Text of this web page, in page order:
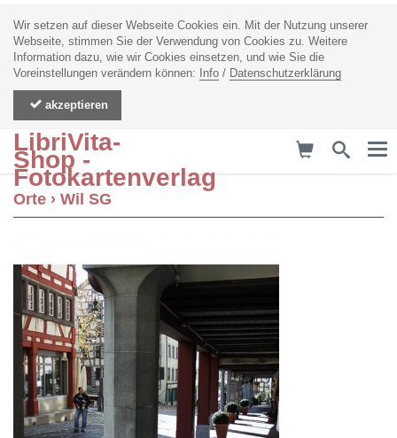
Wir setzen auf dieser Webseite Cookies ein. Mit der Nutzung unserer
Webseite, stimmen Sie der Verwendung von Cookies zu. Weitere
Information dazu, wie wir Cookies einsetzen, und wie Sie die
Voreinstellungen verändern können:
Info / Datenschutzerklärung
akzeptieren
LibriVita-
Shop -
Fotokartenverlag
zurück
Wil SG
St. Gallen
Weinfelden
Andere Orte
Orte › Wil SG